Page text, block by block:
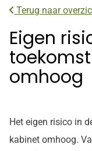
Terug naar
Eigen
omhoog
Het eigen risico in
kabinet omhoog.